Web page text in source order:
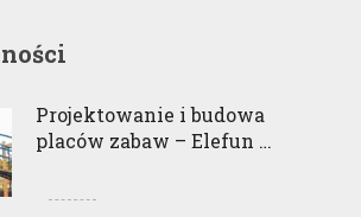
Projektowanie i budowa
placów zabaw – Elefun …